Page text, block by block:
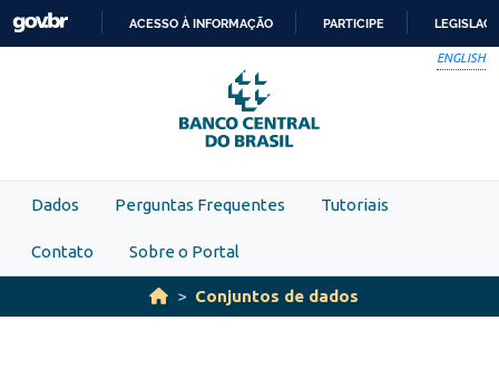
Skip to main content
PARA
O
CONTEÚDO
ACESSO À INFORMAÇÃO PARTICIPE
ENGLISH
Dados Perguntas Frequentes Tutoriais
Contato Sobre o Portal
Conjuntos de dados